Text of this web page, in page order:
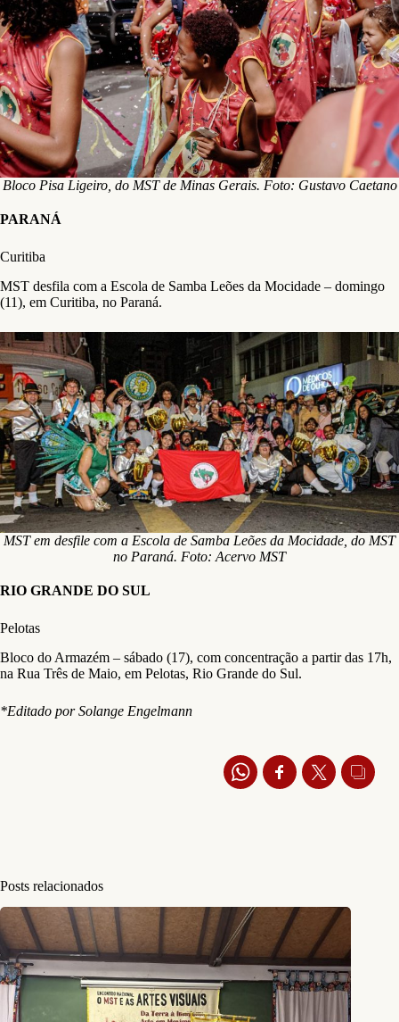
Bloco Pisa Ligeiro, do MST de Minas Gerais. Foto: Gustavo Caetano
PARANÁ
Curitiba
MST desfila com a Escola de Samba Leões da Mocidade – domingo
(11), em Curitiba, no Paraná.
MST em desfile com a Escola de Samba Leões da Mocidade, do MST
no Paraná. Foto: Acervo MST
RIO GRANDE DO SUL
Pelotas
Bloco do Armazém – sábado (17), com concentração a partir das 17h,
na Rua Três de Maio, em Pelotas, Rio Grande do Sul.
*Editado por Solange Engelmann
Posts relacionados